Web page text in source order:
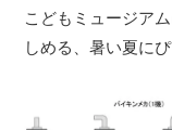
こどもミュージア
しめる、暑い夏に